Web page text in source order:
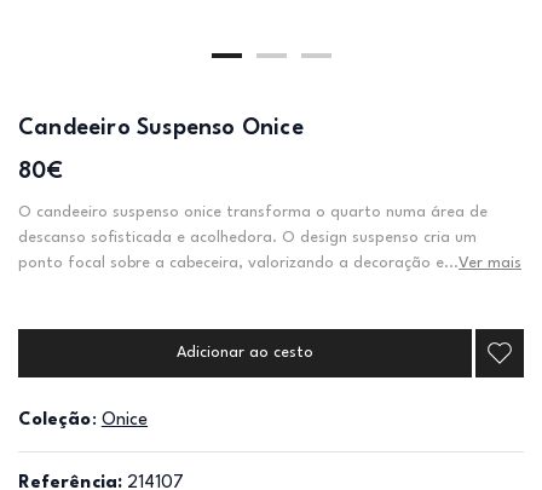
Candeeiro Suspenso Onice
80€
O candeeiro suspenso onice transforma o quarto numa área de
descanso sofisticada e acolhedora. O design suspenso cria um
ponto focal sobre a cabeceira, valorizando a decoração e...Ver mais
Adicionar ao cesto
Coleção: Onice
Referência: 214107